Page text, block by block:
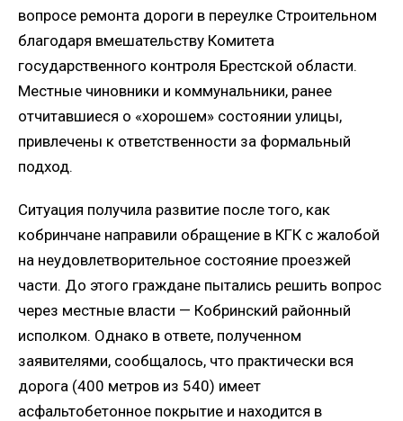
вопросе ремонта дороги в переулке Строительном
благодаря вмешательству Комитета
государственного контроля Брестской области.
Местные чиновники и коммунальники, ранее
отчитавшиеся о «хорошем» состоянии улицы,
привлечены к ответственности за формальный
подход.
Ситуация получила развитие после того, как
кобринчане направили обращение в КГК с жалобой
на неудовлетворительное состояние проезжей
части. До этого граждане пытались решить вопрос
через местные власти — Кобринский районный
исполком. Однако в ответе, полученном
заявителями, сообщалось, что практически вся
дорога (400 метров из 540) имеет
асфальтобетонное покрытие и находится в